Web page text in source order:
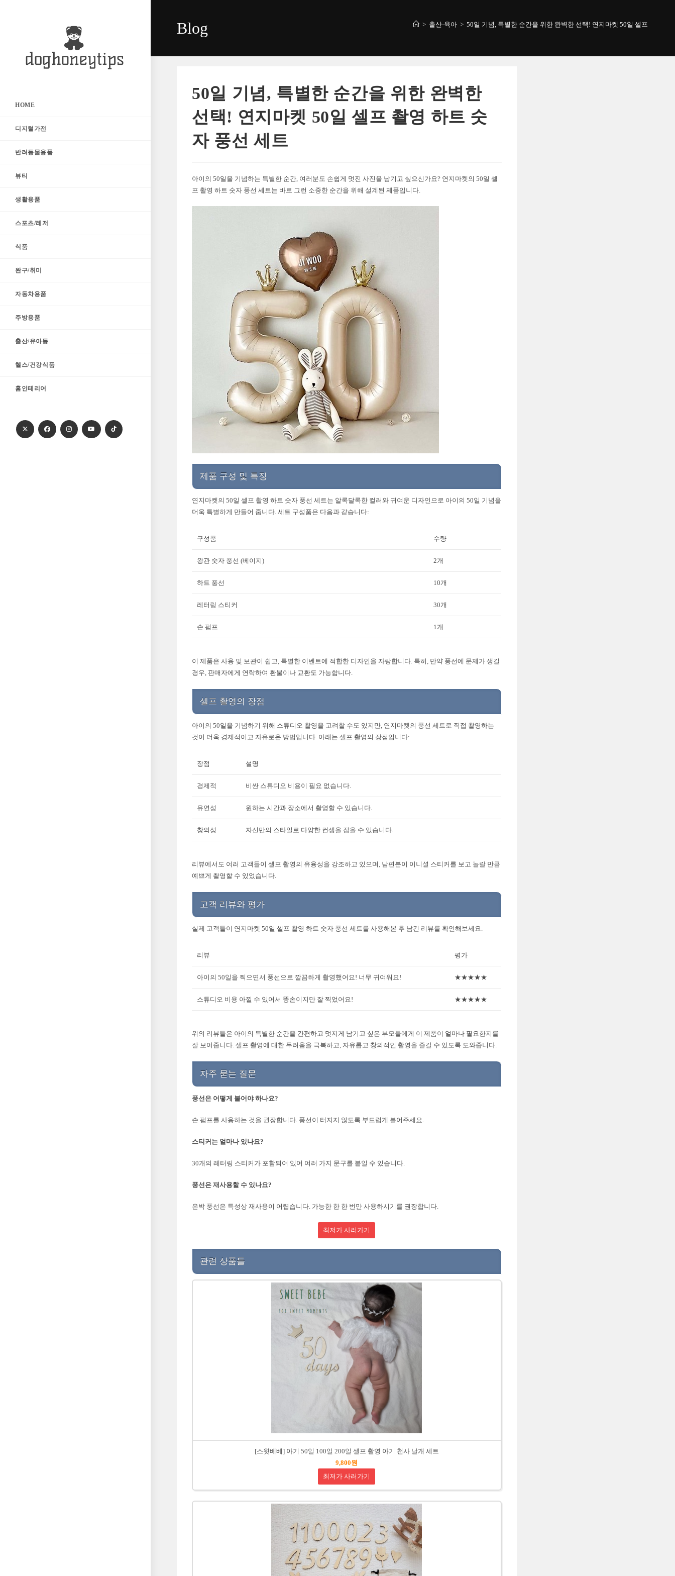
HOME
디지털가전
반려동물용품
뷰티
생활용품
스포츠/레저
식품
완구/취미
자동차용품
주방용품
출산/유아동
헬스/건강식품
홈인테리어
Blog > 출산-육아 > 50일 기념, 특별한 순간을 위한 완벽한 선택! 연지마켓 50일 셀프 촬영 하
50일 기념, 특별한 순간을 위한 완벽한
선택! 연지마켓 50일 셀프 촬영 하트 숫
자 풍선 세트
아이의 50일을 기념하는 특별한 순간, 여러분도 손쉽게 멋진 사진을 남기고 싶으신가요? 연지마켓의 50일 셀
프 촬영 하트 숫자 풍선 세트는 바로 그런 소중한 순간을 위해 설계된 제품입니다.
제품 구성 및 특징
연지마켓의 50일 셀프 촬영 하트 숫자 풍선 세트는 알록달록한 컬러와 귀여운 디자인으로 아이의 50일 기념을
더욱 특별하게 만들어 줍니다. 세트 구성품은 다음과 같습니다:
구성품 수량
왕관 숫자 풍선 (베이지) 2개
하트 풍선 10개
레터링 스티커 30개
손 펌프 1개
이 제품은 사용 및 보관이 쉽고, 특별한 이벤트에 적합한 디자인을 자랑합니다. 특히, 만약 풍선에 문제가 생길
경우, 판매자에게 연락하여 환불이나 교환도 가능합니다.
셀프 촬영의 장점
아이의 50일을 기념하기 위해 스튜디오 촬영을 고려할 수도 있지만, 연지마켓의 풍선 세트로 직접 촬영하는
것이 더욱 경제적이고 자유로운 방법입니다. 아래는 셀프 촬영의 장점입니다:
장점 설명
경제적 비싼 스튜디오 비용이 필요 없습니다.
유연성 원하는 시간과 장소에서 촬영할 수 있습니다.
창의성 자신만의 스타일로 다양한 컨셉을 잡을 수 있습니다.
리뷰에서도 여러 고객들이 셀프 촬영의 유용성을 강조하고 있으며, 남편분이 이니셜 스티커를 보고 놀랄 만큼
예쁘게 촬영할 수 있었습니다.
고객 리뷰와 평가
실제 고객들이 연지마켓 50일 셀프 촬영 하트 숫자 풍선 세트를 사용해본 후 남긴 리뷰를 확인해보세요.
리뷰 평가
아이의 50일을 찍으면서 풍선으로 깔끔하게 촬영했어요! 너무 귀여워요! ★★★★★
스튜디오 비용 아낄 수 있어서 똥손이지만 잘 찍었어요! ★★★★★
위의 리뷰들은 아이의 특별한 순간을 간편하고 멋지게 남기고 싶은 부모들에게 이 제품이 얼마나 필요한지를
잘 보여줍니다. 셀프 촬영에 대한 두려움을 극복하고, 자유롭고 창의적인 촬영을 즐길 수 있도록 도와줍니다.
자주 묻는 질문
풍선은 어떻게 불어야 하나요?
손 펌프를 사용하는 것을 권장합니다. 풍선이 터지지 않도록 부드럽게 불어주세요.
스티커는 얼마나 있나요?
30개의 레터링 스티커가 포함되어 있어 여러 가지 문구를 붙일 수 있습니다.
풍선은 재사용할 수 있나요?
은박 풍선은 특성상 재사용이 어렵습니다. 가능한 한 한 번만 사용하시기를 권장합니다.
최저가 사러가기
관련 상품들
[스윗베베] 아기 50일 100일 200일 셀프 촬영 아기 천사 날개 세트
9,800원
최저가 사러가기